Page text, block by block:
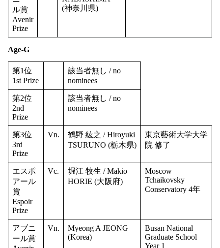
ル賞
Avenir
Prize
(神奈川県)
Age-G
第1位
1st Prize
該当者無し / no
nominees
第2位
2nd
Prize
該当者無し / no
nominees
第3位
3rd
Prize
Vn.
鶴野 紘之 / Hiroyuki
TSURUNO (栃木県)
東京藝術大学大学
院 修了
エスポ
アール
賞
Espoir
Prize
Vc.
堀江 牧生 / Makio
HORIE (大阪府)
Moscow
Tchaikovsky
Conservatory 4年
アブニ
ール賞
Vn.
Myeong A JEONG
(Korea)
Busan National
Graduate School
Year 1